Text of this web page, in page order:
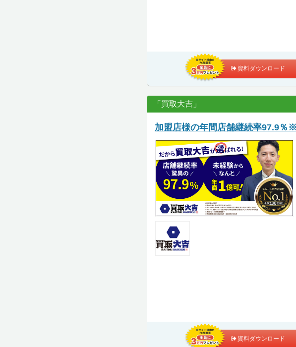
資料ダウンロード
「買取大吉」
加盟店様の年間店舗継続率97.9％
資料ダウンロード